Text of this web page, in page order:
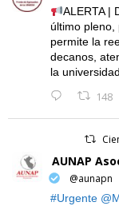
ALERTA |
último
permite la
decanos,
la
148
AUNAP
@aunapn
#Urgente